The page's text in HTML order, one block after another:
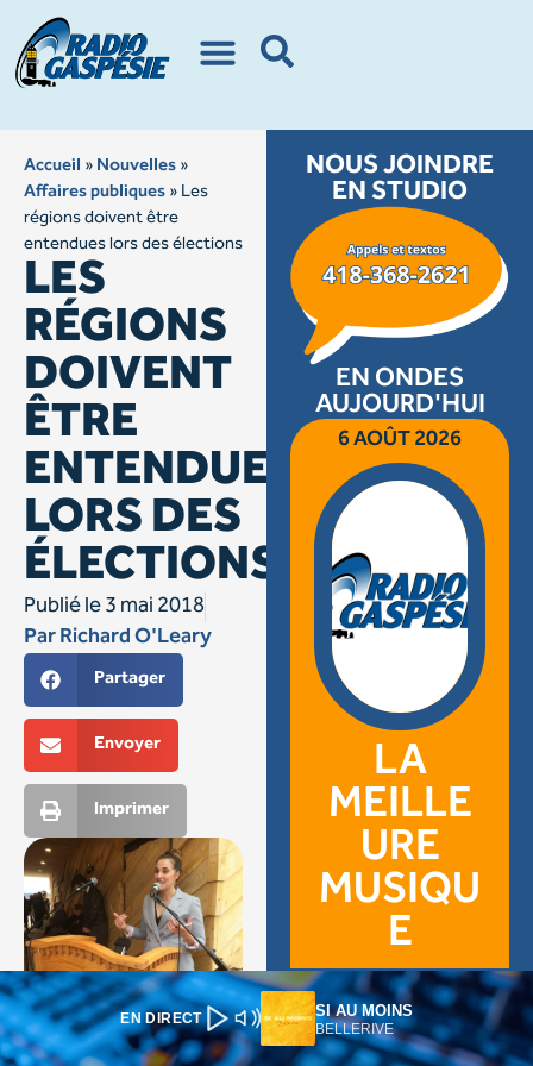
EN DIRECT SI AU MOINS
BELLERIVE